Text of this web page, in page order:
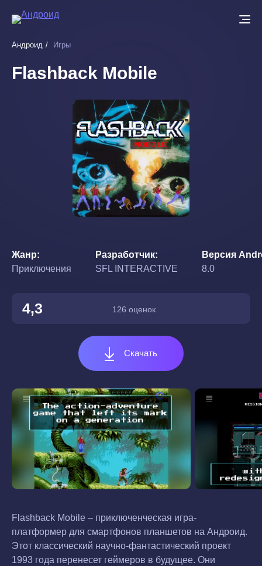
основному
Андроид Игры
Flashback Mobile
Жанр
Приключения
Разработчик
SFL INTERACTIVE
Версия
8.0
4,3 126 оценок
Скачать
Flashback Mobile – приключенческая игра-
платформер для смартфонов планшетов на Андроид.
Этот классический научно-фантастический проект
1993 года перенесет геймеров в будущее. Они